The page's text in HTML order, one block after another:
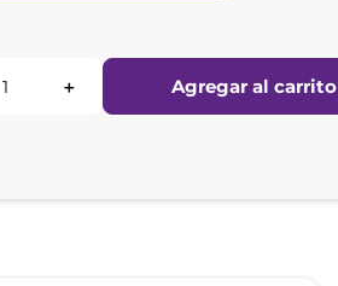
＋ Agregar al carrito